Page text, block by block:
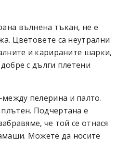
вълнена тъкан, не е
Цветовете са неутрални
и карираните шарки,
с дълги плетени
пелерина и палто.
Подчертана е
че той се отнася
Можете да носите